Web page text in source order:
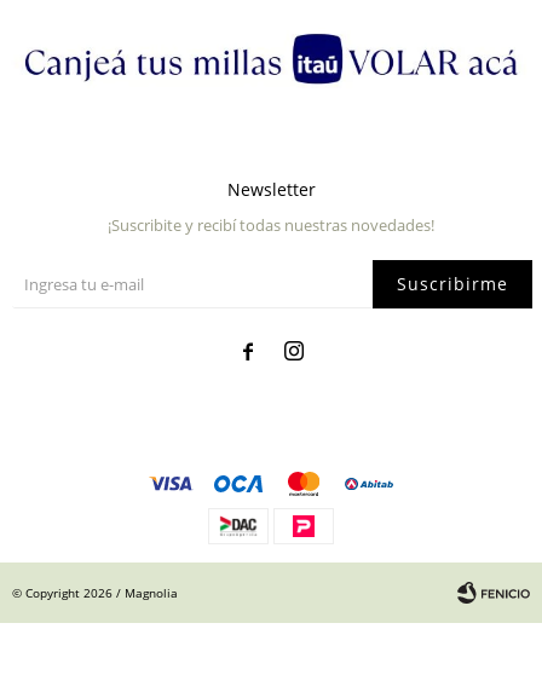
Newsletter
¡Suscribite y recibí todas nuestras novedades!
Suscribirme
 
© Copyright 2026 / Magnolia